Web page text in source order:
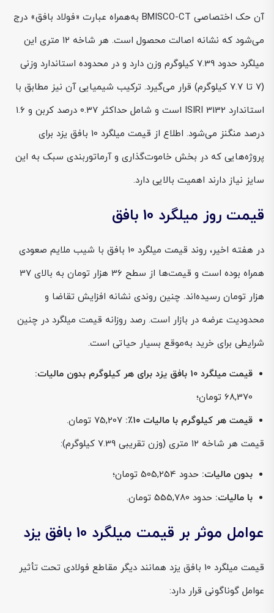
آن حک اختصاصی BMISCO-CT به‌همراه عبارت «فولاد بافق» درج
می‌شود که نشانه اصالت محصول است. هر شاخه ۱۲ متری این
میلگرد حدود 7.39 کیلوگرم وزن دارد و در محدوده استاندارد وزنی
(۷ تا ۷.۷ کیلوگرم) قرار می‌گیرد. ترکیب شیمیایی آن نیز مطابق با
استاندارد ISIRI 3132 است و شامل حداکثر ۰.۳۷ درصد کربن و ۱.۶
درصد منگنز می‌شود. اطلاع از قیمت میلگرد 10 بافق یزد برای
پروژه‌هایی که در بخش خاموت‌گذاری و آرماتوربندی سبک به این
سایز نیاز دارند اهمیت بالایی دارد.
قیمت روز میلگرد 10 بافق
در هفته اخیر، روند قیمت میلگرد 10 بافق با شیب ملایم صعودی
همراه بوده است و قیمت‌ها از سطح 36 هزار تومان به بالای 37
هزار تومان رسیده‌اند. چنین روندی نشانه افزایش تقاضا و
محدودیت عرضه در بازار است. رصد روزانه قیمت میلگرد در چنین
شرایطی برای خرید به‌موقع بسیار حیاتی است.
قیمت میلگرد 10 بافق یزد برای هر کیلوگرم بدون مالیات:
68,370 تومان؛
قیمت هر کیلوگرم با مالیات ۱۰٪:
قیمت هر شاخه ۱۲ متری (وزن تقریبی 7.39 کیلوگرم):
بدون مالیات: حدود 505,254 تومان؛
با مالیات: حدود 555,780 تومان.
عوامل موثر بر قیمت میلگرد 10 بافق یزد
قیمت میلگرد 10 بافق یزد همانند دیگر مقاطع فولادی تحت تأثیر
عوامل گوناگونی قرار دارد: